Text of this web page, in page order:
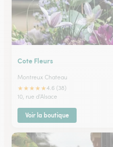
Cote Fleurs
Montreux Chateau
★★★★★4.6 (38)
10, rue d'Alsace
Voir la boutique